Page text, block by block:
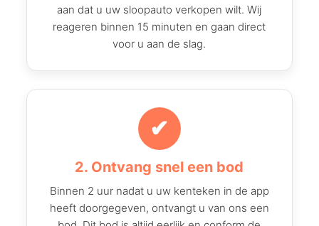
aan dat u uw sloopauto verkopen wilt. Wij
reageren binnen 15 minuten en gaan direct
voor u aan de slag.
✔
2. Ontvang snel een bod
Binnen 2 uur nadat u uw kenteken in de app
heeft doorgegeven, ontvangt u van ons een